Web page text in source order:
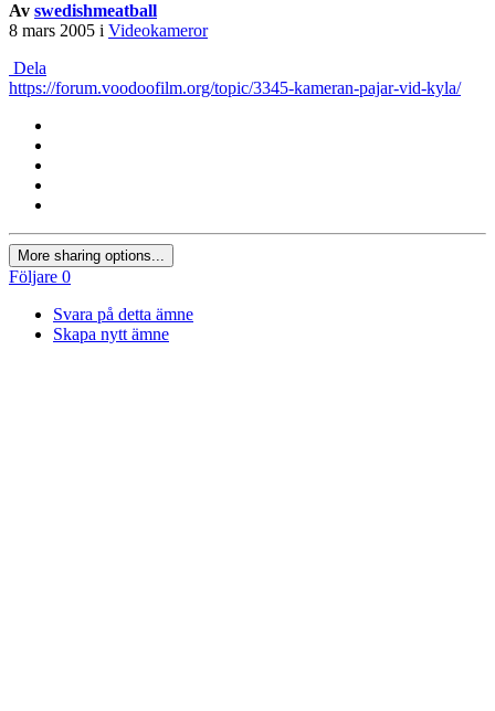
Av swedishmeatball
8 mars 2005 i Videokameror
Dela
https://forum.voodoofilm.org/topic/3345-kameran-pajar-vid-kyla/
More sharing options...
Följare 0
Svara på detta ämne
Skapa nytt ämne